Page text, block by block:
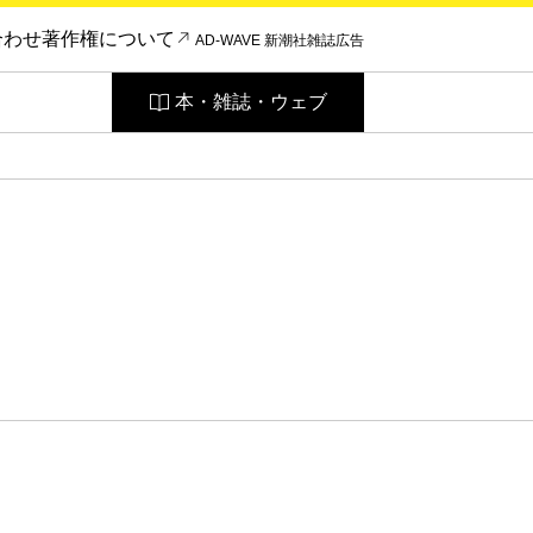
わせ著作権について AD-WAVE 新潮社雑誌広告
本・雑誌・ウェブ